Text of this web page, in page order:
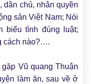
dân chủ, nhân quyền
sản Việt Nam; Nói
biểu tình đúng luật;
cách nào?….
Vũ quang Thuận
làm ăn, sau về ở